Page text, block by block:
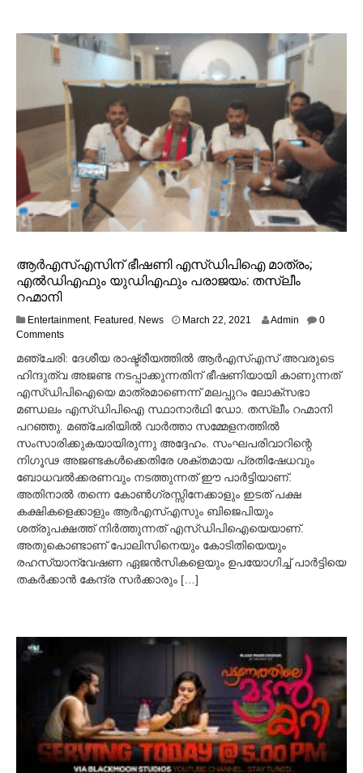
ആര്‍എസ്‌എസിന് ഭീഷണി എസ്ഡിപിഐ മാത്രം;
എല്‍ഡിഎഫും യുഡിഎഫും പരാജയം: തസ്‌ലീം
റഹ്മാനി
Entertainment, Featured , News March 22, 2021
c
h
2
2
,
0
2
1
Admin
0
Comments
മഞ്ചേരി: ദേശീയ രാഷ്ട്രീയത്തില്‍ ആര്‍എസ്‌എസ് അവരുടെ
ഹിന്ദുത്വ അജണ്ട നടപ്പാക്കുന്നതിന് ഭീഷണിയായി കാണുന്നത്
എസ്ഡിപിഐയെ മാത്രമാണെന്ന് മലപ്പുറം ലോക്‌സഭാ
മണ്ഡലം എസ്ഡിപിഐ സ്ഥാനാര്‍ഥി ഡോ. തസ്‌ലീം റഹ്മാനി
പറഞ്ഞു. മഞ്ചേരിയില്‍ വാര്‍ത്താ സമ്മേളനത്തില്‍
സംസാരിക്കുകയായിരുന്നു അദ്ദേഹം. സംഘപരിവാറിന്റെ
നിഗൂഢ അജണ്ടകള്‍ക്കെതിരേ ശക്തമായ പ്രതിഷേധവും
ബോധവല്‍ക്കരണവും നടത്തുന്നത് ഈ പാര്‍ട്ടിയാണ്.
അതിനാല്‍ തന്നെ കോണ്‍ഗ്രസ്സിനേക്കാളും ഇടത് പക്ഷ
കക്ഷികളെക്കാളും ആര്‍എസ്‌എസും ബിജെപിയും
ശത്രുപക്ഷത്ത് നിര്‍ത്തുന്നത് എസ്ഡിപിഐയെയാണ്.
അതുകൊണ്ടാണ് പോലിസിനെയും കോടിതിയെയും
രഹസ്യാന്വേഷണ ഏജന്‍സികളെയും ഉപയോഗിച്ച്‌ പാര്‍ട്ടിയെ
തകര്‍ക്കാന്‍ കേന്ദ്ര സര്‍ക്കാരും […]